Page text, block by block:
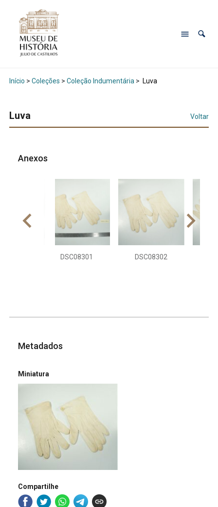
Início > Coleções > Coleção Indumentária > Luva
Luva Voltar
Anexos
DSC08301 DSC08302
Metadados
Miniatura
Compartilhe